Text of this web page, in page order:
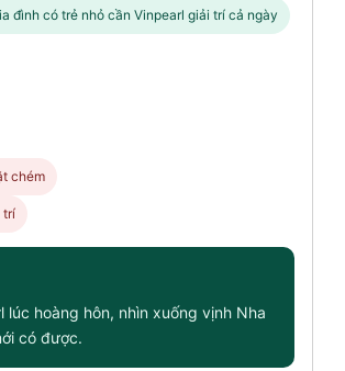
đình có trẻ nhỏ cần Vinpearl giải trí cả ngày
chém
trí
hoàng hôn, nhìn xuống vịnh Nha
có được.